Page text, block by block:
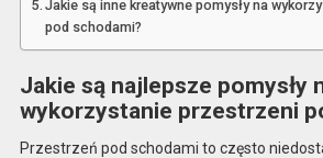
Jakie są inne kreatywne pomysły na
pod schodami?
Jakie są najlepsze pomysły
wykorzystanie przestrzeni
Przestrzeń pod schodami to często